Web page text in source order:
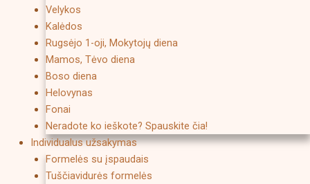
Velykos
Kalėdos
Rugsėjo 1-oji, Mokytojų diena
Mamos, Tėvo diena
Boso diena
Helovynas
Fonai
Neradote ko ieškote? Spauskite čia!
Individualus užsakymas
Formelės su įspaudais
Tuščiavidurės formelės